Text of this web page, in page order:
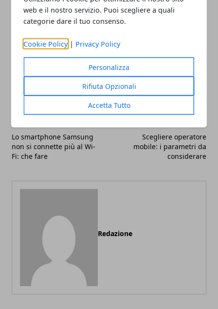
web e il nostro servizio. Puoi scegliere a quali
categorie dare il tuo consenso.
Cookie Policy | Privacy Policy
Personalizza
Rifiuta Opzionali
Accetta Tutto
prima di passare a step più concreti.
Whatsapp
Lo smartphone Samsung
non si connette più al Wi-
Fi: che fare
Articolo Successivo
Scegliere operatore
mobile: i parametri da
considerare
Redazione